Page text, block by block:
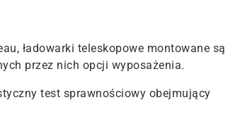
ładowarki teleskopowe montowane są
przez nich opcji wyposażenia.
test sprawnościowy obejmujący